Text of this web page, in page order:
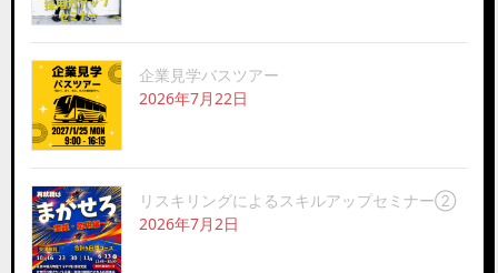
企業見学バスツアー
2026年7月22日
リスキリングによるスキルアップセミナー②
2026年7月2日